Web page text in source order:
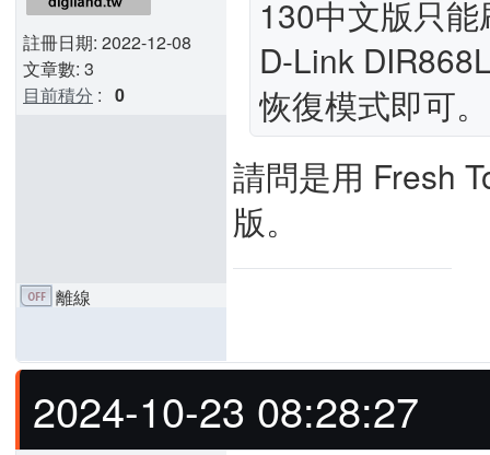
註冊日期: 2022-12-08
文章數: 3
目前積分 : 0
130中文版只
D-Link
恢復模式即可。
請問是用 Fresh
版。
離線
2024-10-23 08:28:27